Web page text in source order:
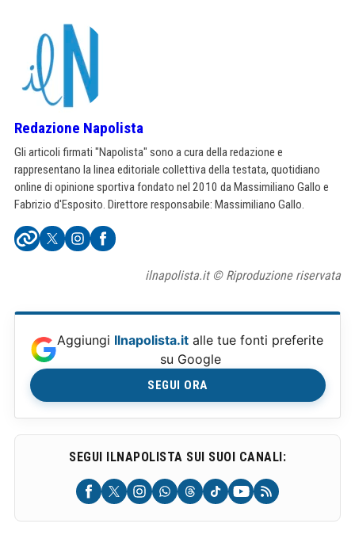
Redazione Napolista
Gli articoli firmati "Napolista" sono a cura della redazione e
rappresentano la linea editoriale collettiva della testata, quotidiano
online di opinione sportiva fondato nel 2010 da Massimiliano Gallo e
Fabrizio d'Esposito. Direttore responsabile: Massimiliano Gallo.
ilnapolista.it © Riproduzione riservata
Aggiungi Ilnapolista.it alle tue fonti preferite
su Google
SEGUI ORA
SEGUI ILNAPOLISTA SUI SUOI CANALI: